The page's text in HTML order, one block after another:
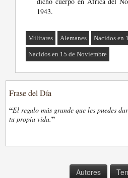
1943.
Militares Alemanes Nacidos en
Nacidos en 15 de Noviembre
Frase del Día
“El regalo más grande que les puedes
tu propia vida.”
Autores